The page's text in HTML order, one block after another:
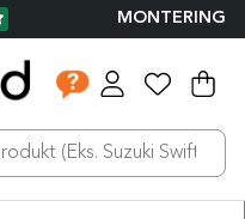
MONTERING
.